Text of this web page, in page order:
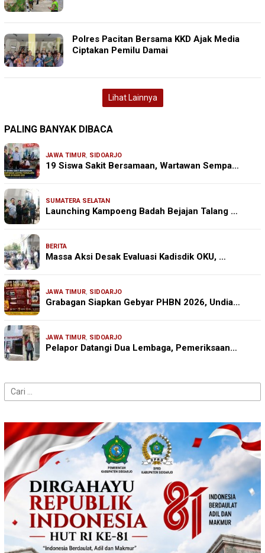
Polres Pacitan Bersama KKD Ajak Media
Ciptakan Pemilu Damai
Lihat Lainnya
PALING BANYAK DIBACA
JAWA TIMUR, SIDOARJO
19 Siswa Sakit Bersamaan, Wartawan Sempa…
SUMATERA SELATAN
Launching Kampoeng Badah Bejajan Talang …
BERITA
Massa Aksi Desak Evaluasi Kadisdik OKU, …
JAWA TIMUR, SIDOARJO
Grabagan Siapkan Gebyar PHBN 2026, Undia…
JAWA TIMUR, SIDOARJO
Pelapor Datangi Dua Lembaga, Pemeriksaan…
Cari
untuk: